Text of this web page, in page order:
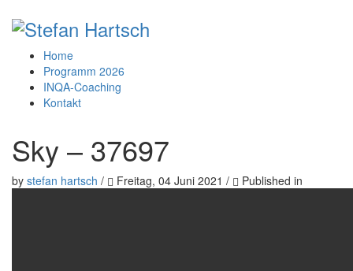
Home
Programm 2026
INQA-Coaching
Kontakt
Sky – 37697
by stefan hartsch / Freitag, 04 Juni 2021 / Published in